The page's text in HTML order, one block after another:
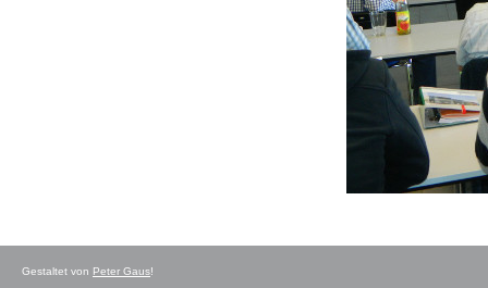
Gestaltet von Peter Gaus!